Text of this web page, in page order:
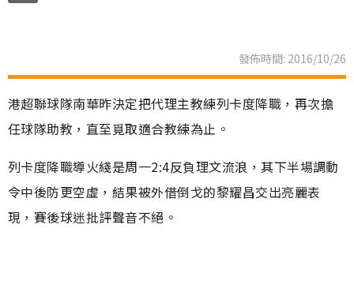
發佈時間: 2016/10/26
港超聯球隊南華昨決定把代理主教練列卡度降職，再次擔
任球隊助教，直至覓取適合教練為止。
列卡度降職導火綫是周一2:4反負理文流浪，其下半場調動
令中後防更空虛，結果被外借倒戈的黎耀昌交出亮麗表
現，賽後球迷批評聲音不絕。